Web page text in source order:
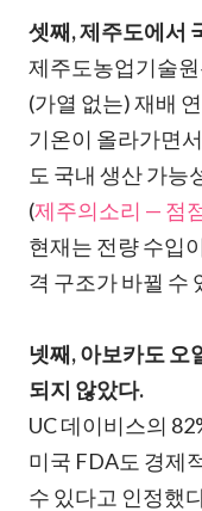
셋째, 제주도에서
제주도농업기술
(가열 없는) 재배
기온이 올라가면
도 국내 생산 가능
(제주의소리 — 점
현재는 전량 수입
격 구조가 바뀔 수
넷째, 아보카도 오
되지 않았다.
UC 데이비스의
미국 FDA도 경제
수 있다고 인정했